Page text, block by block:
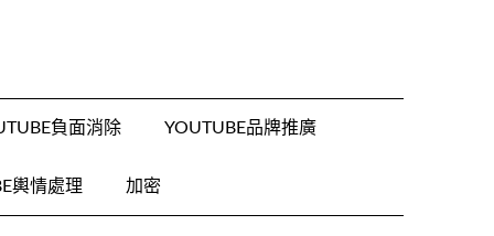
負面消除 YOUTUBE品牌推廣
輿情處理 加密